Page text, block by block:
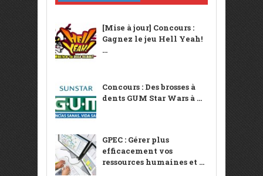
[Mise à jour] Concours :
Gagnez le jeu Hell Yeah!
...
Concours : Des brosses à
dents GUM Star Wars à ...
GPEC : Gérer plus
efficacement vos
ressources humaines et ...